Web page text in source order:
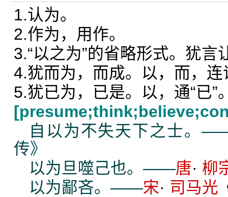
1.认为。
2.作为，用作。
3.“以之为”的省略形式。犹
4.犹而为，而成。以，而，连
5.犹已为，已是。以，通“已”
自以为不失天下之士。
传》
以为旦噬己也。——唐· 柳
以为鄙吝。——宋· 司马光